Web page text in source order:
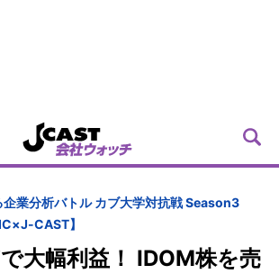
企業分析バトル カブ大学対抗戦 Season3
CAST】
大幅利益！ IDOM株を売